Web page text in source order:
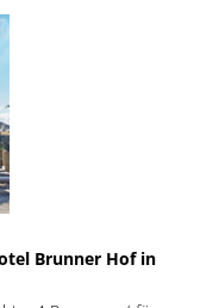
Brunner Hof in